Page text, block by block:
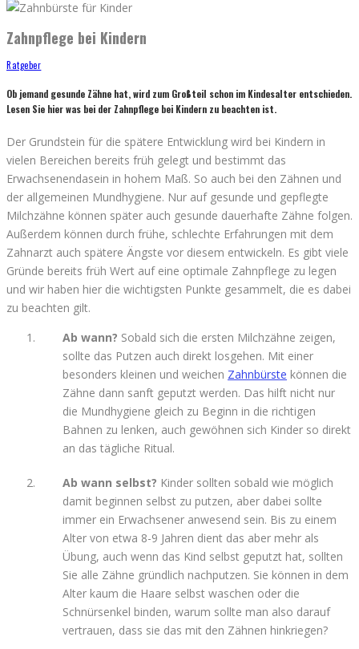
Zahnpflege bei Kindern
Ratgeber
Ob jemand gesunde Zähne hat, wird zum Großteil schon im Kindesalter entschieden.
Lesen Sie hier was bei der Zahnpflege bei Kindern zu beachten ist.
Der Grundstein für die spätere Entwicklung wird bei Kindern in
vielen Bereichen bereits früh gelegt und bestimmt das
Erwachsenendasein in hohem Maß. So auch bei den Zähnen und
der allgemeinen Mundhygiene. Nur auf gesunde und gepflegte
Milchzähne können später auch gesunde dauerhafte Zähne folgen.
Außerdem können durch frühe, schlechte Erfahrungen mit dem
Zahnarzt auch spätere Ängste vor diesem entwickeln. Es gibt viele
Gründe bereits früh Wert auf eine optimale Zahnpflege zu legen
und wir haben hier die wichtigsten Punkte gesammelt, die es dabei
zu beachten gilt.
Ab wann? Sobald sich die ersten Milchzähne zeigen,
sollte das Putzen auch direkt losgehen. Mit einer
besonders kleinen und weichen Zahnbürste können die
Zähne dann sanft geputzt werden. Das hilft nicht nur
die Mundhygiene gleich zu Beginn in die richtigen
Bahnen zu lenken, auch gewöhnen sich Kinder so direkt
an das tägliche Ritual.
Ab wann selbst? Kinder sollten sobald wie möglich
damit beginnen selbst zu putzen, aber dabei sollte
immer ein Erwachsener anwesend sein. Bis zu einem
Alter von etwa 8-9 Jahren dient das aber mehr als
Übung, auch wenn das Kind selbst geputzt hat, sollten
Sie alle Zähne gründlich nachputzen. Sie können in dem
Alter kaum die Haare selbst waschen oder die
Schnürsenkel binden, warum sollte man also darauf
vertrauen, dass sie das mit den Zähnen hinkriegen?